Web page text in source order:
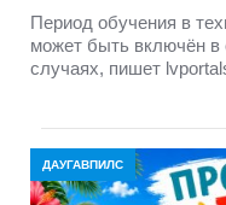
Период обучения в
может быть включён в
случаях, пишет
ДАУГАВПИЛС